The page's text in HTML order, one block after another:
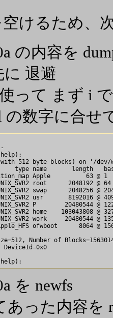
けるため、
の内容を
に 退避
って まず i
の数字に合せ
help):
512 byte blocks) on '/dev/
name       length
Apple
root      2048192 @
swap      2048256 @
usr       8192016 @
P        20480544 @
home    103043808 @
work     20480544 @
ofwboot      8064 @
Number of
DeviceId=0x0
を newfs
あった内容を